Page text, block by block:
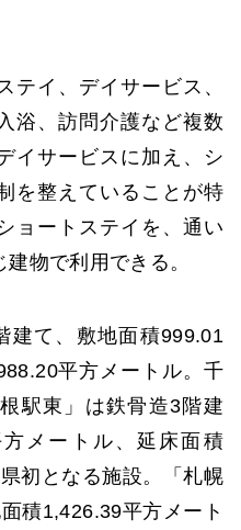
イ、デイサービス、
浴、訪問介護など複数
イサービスに加え、シ
を整えていることが特
ョートステイを、通い
物で利用できる。
て、敷地面積999.01
平方メートル。千
駅東」は鉄骨造3階建
メートル、延床面積
初となる施設。「札幌
積1,426.39平方メート